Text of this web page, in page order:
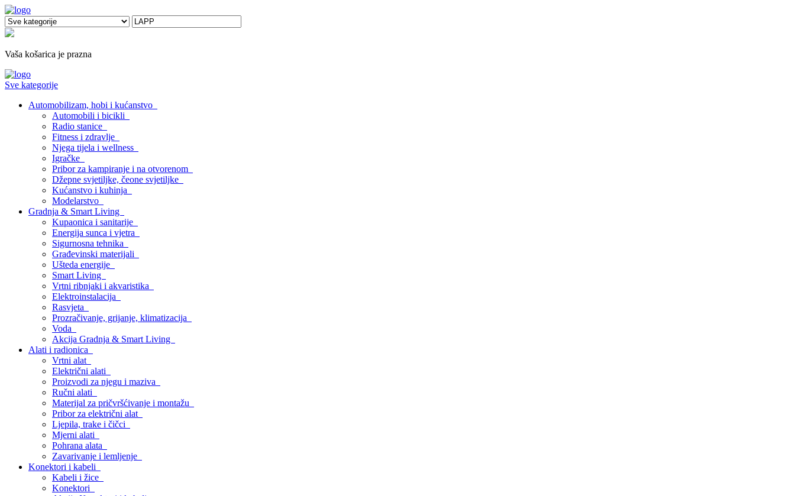
Vaša košarica je prazna
Sve kategorije
Automobilizam, hobi i kućanstvo
Automobili i bicikli
Radio stanice
Fitness i zdravlje
Njega tijela i wellness
Igračke
Pribor za kampiranje i na otvorenom
Džepne svjetiljke, čeone svjetiljke
Kućanstvo i kuhinja
Modelarstvo
Gradnja & Smart Living
Kupaonica i sanitarije
Energija sunca i vjetra
Sigurnosna tehnika
Građevinski materijali
Ušteda energije
Smart Living
Vrtni ribnjaki i akvaristika
Elektroinstalacija
Rasvjeta
Prozračivanje, grijanje, klimatizacija
Voda
Akcija Gradnja & Smart Living
Alati i radionica
Vrtni alat
Električni alati
Proizvodi za njegu i maziva
Ručni alati
Materijal za pričvršćivanje i montažu
Pribor za električni alat
Ljepila, trake i čičci
Mjerni alati
Pohrana alata
Zavarivanje i lemljenje
Konektori i kabeli
Kabeli i žice
Konektori